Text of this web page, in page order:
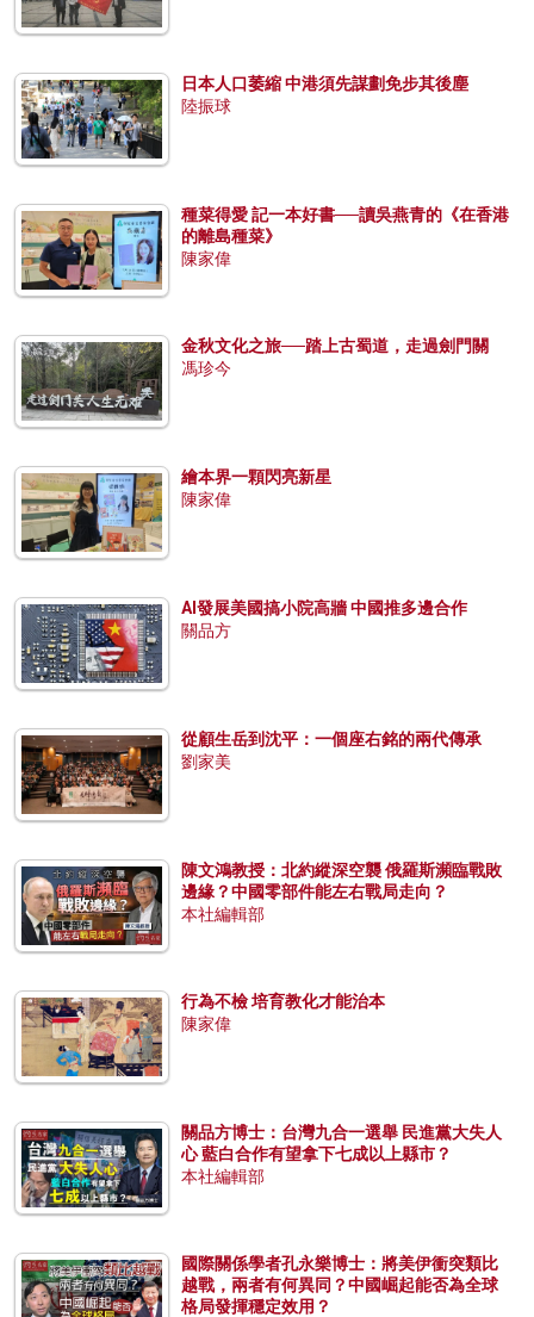
日本人口萎縮 中港須先謀劃免步其後塵
陸振球
種菜得愛 記一本好書──讀吳燕青的《在香港
的離島種菜》
陳家偉
金秋文化之旅──踏上古蜀道，走過劍門關
馮珍今
繪本界一顆閃亮新星
陳家偉
AI發展美國搞小院高牆 中國推多邊合作
關品方
從顧生岳到沈平：一個座右銘的兩代傳承
劉家美
陳文鴻教授：北約縱深空襲 俄羅斯瀕臨戰敗
邊緣？中國零部件能左右戰局走向？
本社編輯部
行為不檢 培育教化才能治本
陳家偉
關品方博士：台灣九合一選舉 民進黨大失人
心 藍白合作有望拿下七成以上縣市？
本社編輯部
國際關係學者孔永樂博士：將美伊衝突類比
越戰，兩者有何異同？中國崛起能否為全球
格局發揮穩定效用？